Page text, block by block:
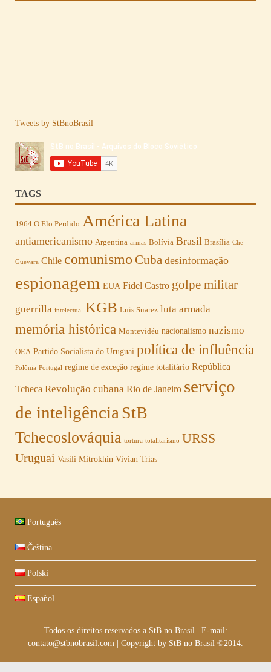
Tweets by StBnoBrasil
TAGS
1964 O Elo Perdido América Latina
antiamericanismo Argentina armas Bolívia Brasil Brasília Che
Guevara Chile comunismo Cuba desinformação
espionagem EUA Fidel Castro golpe militar
guerrilla intelectual KGB Luis Suarez luta armada
memória histórica Montevidéu nacionalismo nazismo
OEA Partido Socialista do Uruguai política de influência
Polônia Portugal regime de exceção regime totalitário República
Tcheca Revolução cubana Rio de Janeiro serviço
de inteligência StB
Tchecoslováquia tortura totalitarismo URSS
Uruguai Vasili Mitrokhin Vivian Trías
Português
Čeština
Polski
Español
Todos os direitos reservados a StB no Brasil
E-mail:
contato@stbnobrasil.com
Copyright by StB no Brasil ©2014